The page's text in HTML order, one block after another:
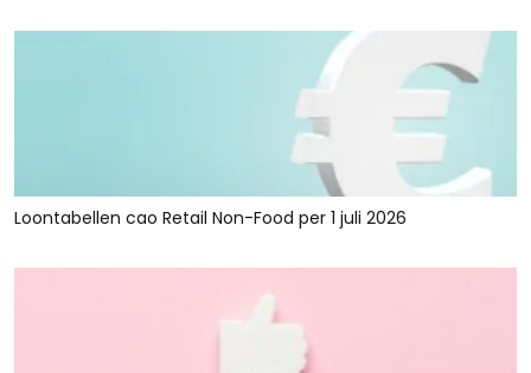
Loontabellen cao Retail Non-Food per 1 juli 2026